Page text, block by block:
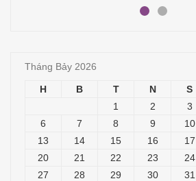
Tháng Bảy 2026
H B T N S
1
2 3
6
7 8 9 10
13
14 15 16 17
20
21 22 23 24
27
28 29 30
31